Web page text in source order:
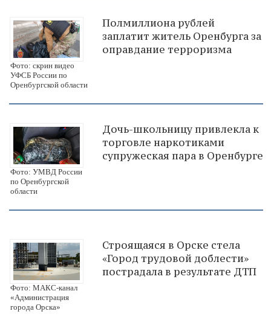
Фото: скрин видео
УФСБ России по
Оренбургской области
Полмиллиона рублей
заплатит житель Оренбурга за
оправдание терроризма
Фото: УМВД России
по Оренбургской
области
Дочь-школьницу привлекла к
торговле наркотиками
супружеская пара в Оренбурге
Фото: МАКС-канал
«Администрация
города Орска»
Строящаяся в Орске стела
«Город трудовой доблести»
пострадала в результате ДТП